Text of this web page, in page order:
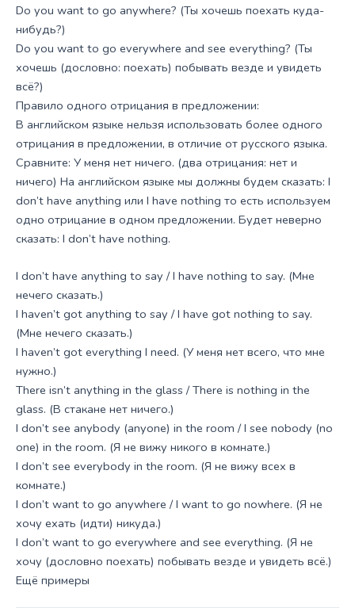
Do you want to go anywhere? (Ты хочешь поехать куда-
нибудь?)
Do you want to go everywhere and see everything? (Ты
хочешь (дословно: поехать) побывать везде и увидеть
всё?)
Правило одного отрицания в предложении:
В английском языке нельзя использовать более одного
отрицания в предложении, в отличие от русского языка.
Сравните: У меня нет ничего. (два отрицания: нет и
ничего) На английском языке мы должны будем сказать: I
don’t have anything или I have nothing то есть используем
одно отрицание в одном предложении. Будет неверно
сказать: I don’t have nothing.
I don’t have anything to say / I have nothing to say. (Мне
нечего сказать.)
I haven’t got anything to say / I have got nothing to say.
(Мне нечего сказать.)
I haven’t got everything I need. (У меня нет всего, что мне
нужно.)
There isn’t anything in the glass / There is nothing in the
glass. (В стакане нет ничего.)
I don’t see anybody (anyone) in the room / I see nobody (no
one) in the room. (Я не вижу никого в комнате.)
I don’t see everybody in the room. (Я не вижу всех в
комнате.)
I don’t want to go anywhere / I want to go nowhere. (Я не
хочу ехать (идти) никуда.)
I don’t want to go everywhere and see everything. (Я не
хочу (дословно поехать) побывать везде и увидеть всё.)
Ещё примеры